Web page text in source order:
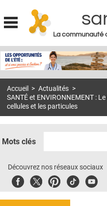
Jump to
La communauté
MON COMPTE
S'ABONNER À LA REVUE SOIN À
E-REVUE SAD
THÉMA
Accueil > Actualités >
SANTÉ et ENVIRONNEMENT :
cellules et les particules
Mots clés
Découvrez nos réseaux sociaux
FacebookTwitterPinterest
Tiktok